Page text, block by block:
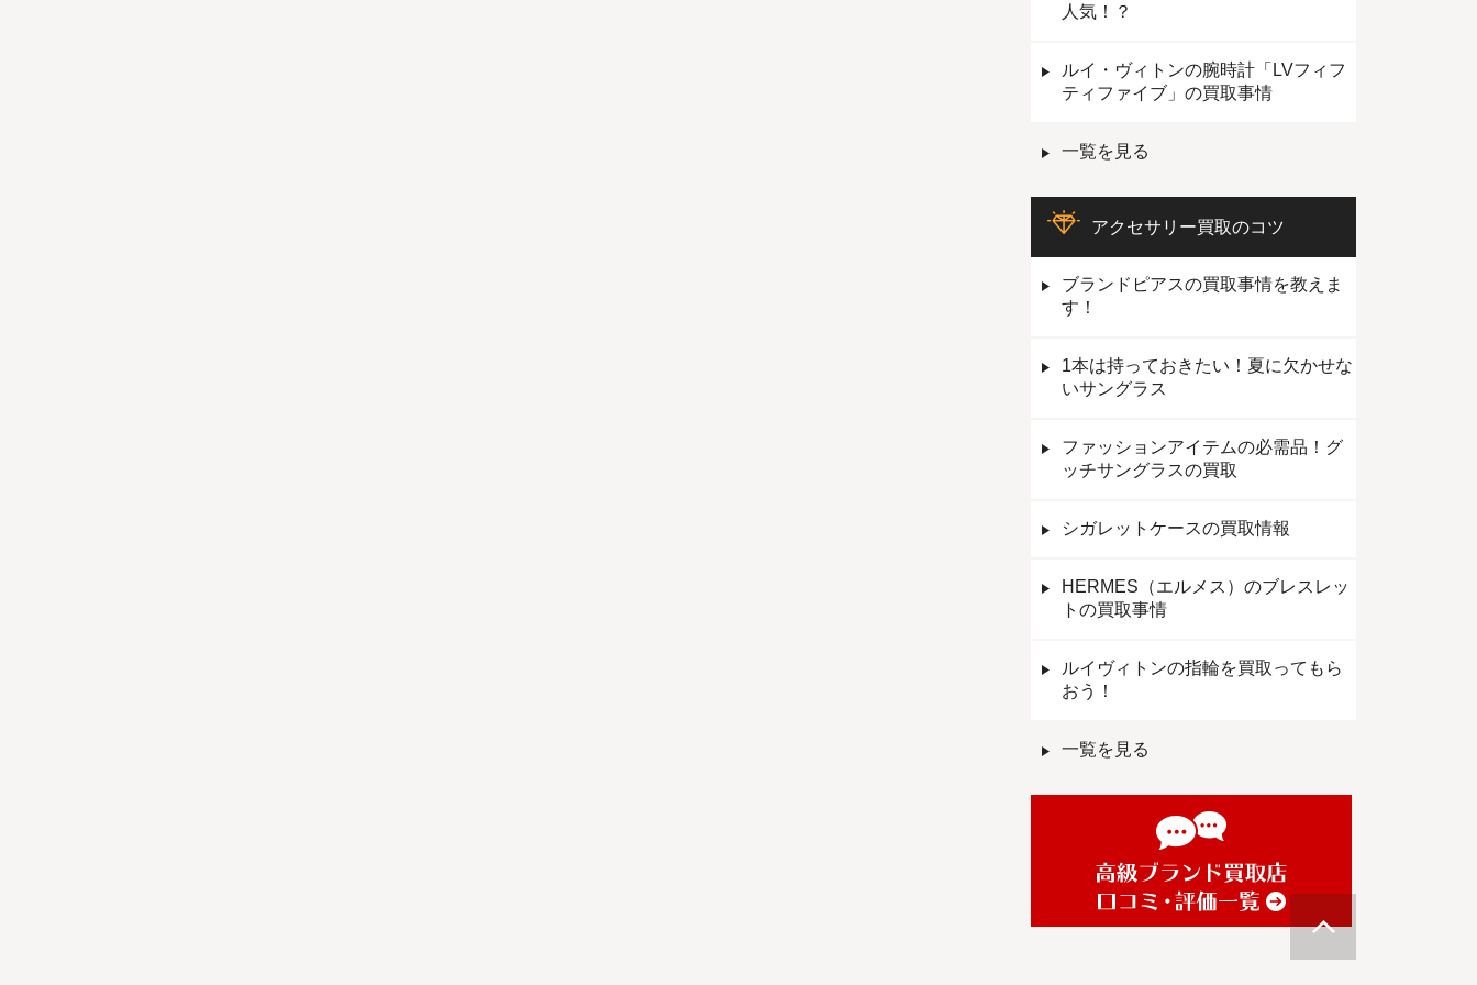
人気！？
ルイ・ヴィトンの腕時計「LVフィフ
ティファイブ」の買取事情
一覧を見る
アクセサリー買取のコツ
ブランドピアスの買取事情を教えま
す！
1本は持っておきたい！夏に欠かせな
いサングラス
ファッションアイテムの必需品！グ
ッチサングラスの買取
シガレットケースの買取情報
HERMES（エルメス）のブレスレッ
トの買取事情
ルイヴィトンの指輪を買取ってもら
おう！
一覧を見る